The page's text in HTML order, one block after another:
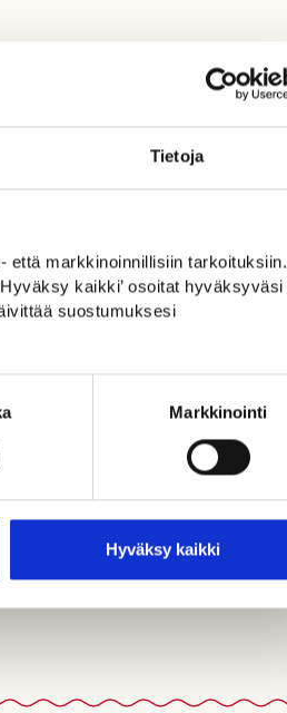
Tietoja
että markkinoinnillisiin tarkoituksiin.
kaikki’ osoitat hyväksyväsi
suostumuksesi
Markkinointi
Hyväksy kaikki